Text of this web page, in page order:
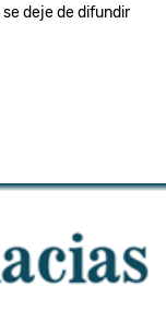
se deje de difundir